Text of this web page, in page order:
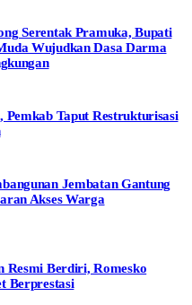
Serentak Pramuka, Bupati
Wujudkan Dasa Darma
Pemkab Taput Restrukturisasi
Jembatan Gantung
Akses Warga
Resmi Berdiri, Romesko
Berprestasi